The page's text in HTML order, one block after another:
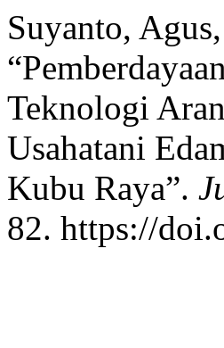
Suyanto,
Teknologi
Usahatani
Kubu Raya”.
82. https://